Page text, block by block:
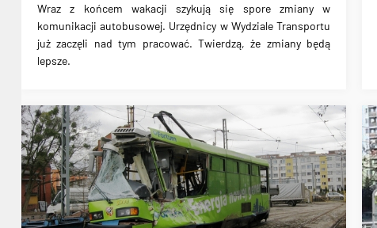
Wraz z końcem wakacji szykują się spore zmiany w
komunikacji autobusowej. Urzędnicy w Wydziale Transportu
już zaczęli nad tym pracować. Twierdzą, że zmiany będą
lepsze.